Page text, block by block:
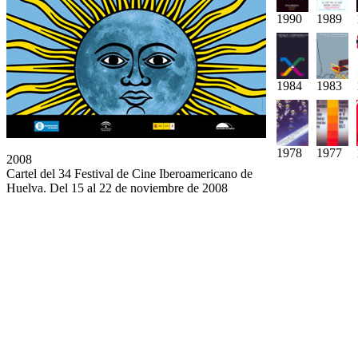
2008
Cartel del 34 Festival de Cine Iberoamericano de
Huelva. Del 15 al 22 de noviembre de 2008
1990 1989
1984 1983
1978 1977